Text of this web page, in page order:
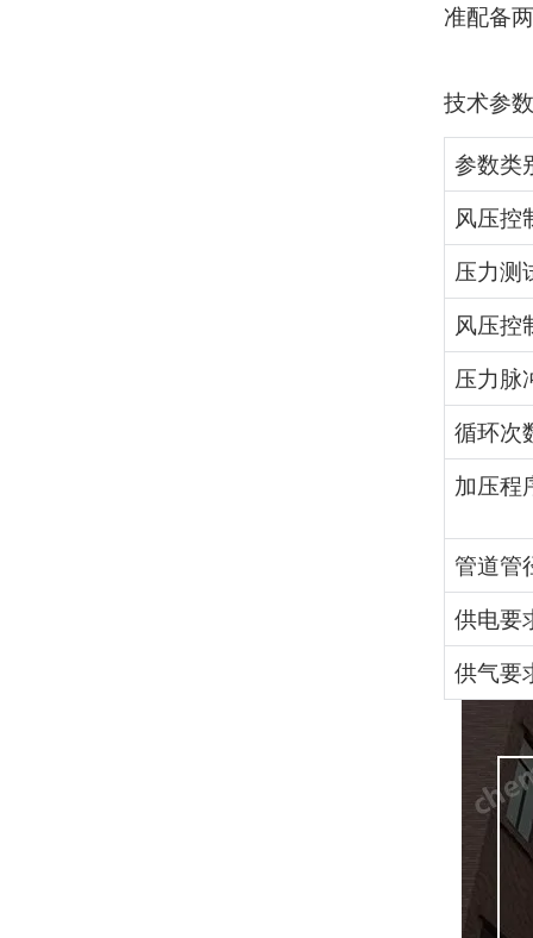
准配备
技术参
参数类
风压控
压力测
风压控
压力脉
循环次
加压程
管道管
供电要
供气要